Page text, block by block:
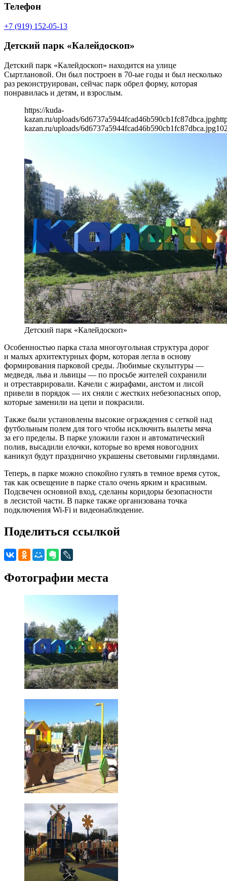
Телефон
+7 (919) 152-05-13
Детский парк «Калейдоскоп»
Детский парк «Калейдоскоп» находится на улице
Сыртлановой. Он был построен в 70-ые годы и был несколько
раз реконструирован, сейчас парк обрел форму, которая
понравилась и детям, и взрослым.
https://kuda-
kazan.ru/uploads/6d6737a5944fcad46b590cb1fc87dbca.jpg
kazan.ru/uploads/6d6737a5944fcad46b590cb1fc87dbca.jpg
Детский парк «Калейдоскоп»
Особенностью парка стала многоугольная структура дорог
и малых архитектурных форм, которая легла в основу
формирования парковой среды. Любимые скульптуры —
медведя, льва и львицы — по просьбе жителей сохранили
и отреставрировали. Качели с жирафами, аистом и лисой
привели в порядок — их сняли с жестких небезопасных опор,
которые заменили на цепи и покрасили.
Также были установлены высокие ограждения с сеткой над
футбольным полем для того чтобы исключить вылеты мяча
за его пределы. В парке уложили газон и автоматический
полив, высадили елочки, которые во время новогодних
каникул будут празднично украшены световыми гирляндами.
Теперь, в парке можно спокойно гулять в темное время суток,
так как освещение в парке стало очень ярким и красивым.
Подсвечен основной вход, сделаны коридоры безопасности
в лесистой части. В парке также организована точка
подключения Wi-Fi и видеонаблюдение.
Поделиться ссылкой
Фотографии места